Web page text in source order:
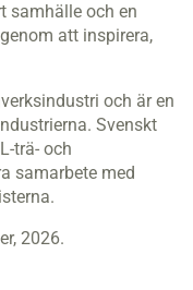
samhälle och en
att inspirera,
och är en
Svenskt
trä- och
samarbete med
2026.